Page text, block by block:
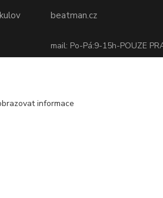
beatman.cz
mail: Po-Pá:9-15h-POUZE
informace